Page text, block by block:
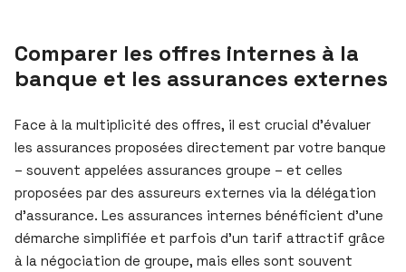
Comparer les offres internes à la
banque et les assurances externes
Face à la multiplicité des offres, il est crucial d’évaluer
les assurances proposées directement par votre banque
– souvent appelées assurances groupe – et celles
proposées par des assureurs externes via la délégation
d’assurance. Les assurances internes bénéficient d’une
démarche simplifiée et parfois d’un tarif attractif grâce
à la négociation de groupe, mais elles sont souvent